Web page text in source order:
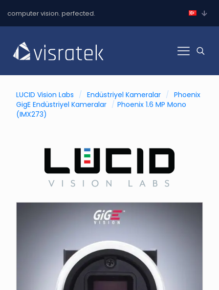
computer vision. perfected.
LUCID Vision Labs / Endüstriyel Kameralar / Phoenix
GigE Endüstriyel Kameralar / Phoenix 1.6 MP Mono
(IMX273)